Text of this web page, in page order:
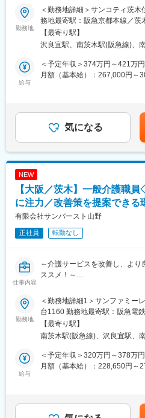
（5）チームで働く力：
治験は医師、看護師、薬剤師な
進めるので、チームワークの大
■安心の働きやすさ：
フレックスタイム制も取り入れ
■充実の研修制度：
導入研修が80時間あり、手厚
CRC社内認定制度を採用し、
しい知識を身につけ、スキルア
す。
■キャリアステップ：
CRCとして幅広い経験を積む
の疾患領域の専門的な経験を積
また、グループの垣根を超え
ェンジ、事業の枠をこえ新たな
方もいらっしゃいます。
変更の範囲：会社の定める業務
・仕事以外のことにも熱意を
もマッチします！
■企業概要：
・当社は大阪府茨木市でサービ
料老人ホーム）である「サン
木」の運営や、訪問介護・居宅
提供している会社です。入居者
■仕事内容：
・サービス付き高齢者向け住
供責任者として、訪問介護や
・介護職員の教育業務
・シフトの管理業務
・利用者や家族への対応業務
■魅力
で、皆様のご提案に対して必ず
・仕事以外で熱量をもって取り
立して良いサイクルを生むた
いたします。
・丁寧な研修・サポート体制
心してスタートできます。
・給与・賞与・各種手当など待
役職手当（月3,000円～18,000
夜勤手当（1回5,000円）
・これまでの学びや資格を活
勤務地
＜勤務地詳細＞サンコティ茨
務地最寄駅：阪急京都本線／茨
煙変更の範囲：無
【最寄り駅】
沢良宜駅、南茨木駅(阪急線)、
給与
＜予定年収＞374万円～421万
月額（基本給）：267,000円～
であり、選考を通じて上下す
定手当を含めた表記です。
気になる
NEW
【大阪／茨木】一般介護職
に注力／改善策を提案できる
有限会社サンバースト山野
正社員 転勤なし
仕事内容
～介護サービスを改善し、よ
ススメ！～
の良いサイクルを生むために
■企業概要：
・当社は大阪府茨木市でサー
料老人ホーム）である「サンコ
木」の運営や、訪問介護・居
提供している会社です。入居者
心地の良い我が家」のような施
・在宅高齢者に対する訪問介護
住への訪問介護）
勤務地
＜勤務地詳細1＞サンファミー
台1160 勤務地最寄駅：阪急電
屋内全面禁煙＜勤務地詳細2＞
小柳町9-24 勤務地最寄駅：阪
【最寄り駅】
南茨木駅(阪急線)、沢良宜駅、
給与
＜予定年収＞320万円～378万
月額（基本給）：228,650円～
月給(月額)は固定手当を含めた